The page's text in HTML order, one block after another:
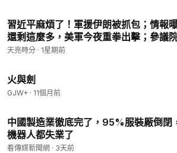
習近平麻煩了！軍援伊朗被抓包；情報
還剩這麼多，美軍今夜重拳出擊；參議
張，福奇面臨起訴(天亮論政第2057集
天亮時分 · 1星期前
火與劍
GJW+ · 11個月前
中國製造業徹底完了，95%服裝厰倒閉
機器人都失業了
看傳媒新聞網 · 3天前